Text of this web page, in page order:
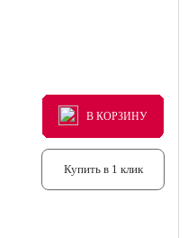
В КОРЗИНУ
В КОРЗИНУ
В КОРЗИНУ
Купить в 1 клик